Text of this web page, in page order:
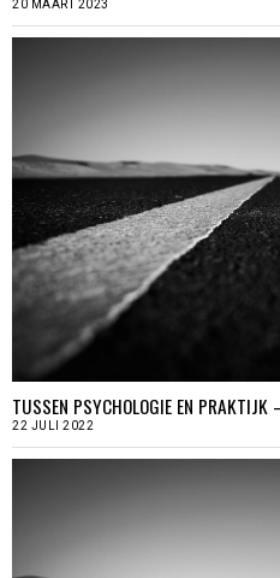
20 MAART 2023
TUSSEN PSYCHOLOGIE EN PRAKTIJK
22 JULI 2022